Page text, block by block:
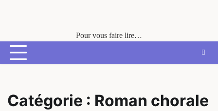
Pour vous faire lire…
Catégorie : Roman chorale